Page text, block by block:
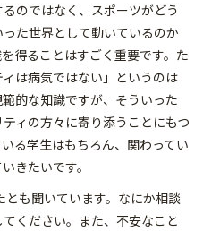
のではなく、スポーツがどう
た世界として動いているのか
得ることはすごく重要です。た
は病気ではない」というのは
的な知識ですが、そういった
ィの方々に寄り添うことにもつ
る学生はもちろん、関わってい
きたいです。
も聞いています。なにか相談
ください。また、不安なこと